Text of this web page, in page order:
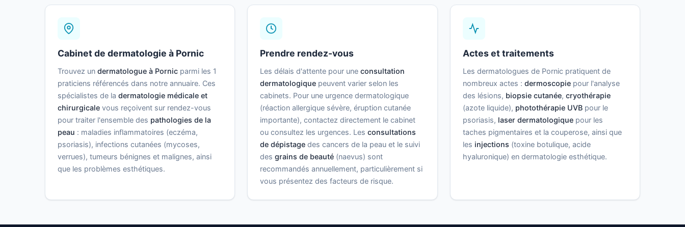
Cabinet de dermatologie à Pornic
Trouvez un dermatologue à Pornic parmi les 1
praticiens référencés dans notre annuaire. Ces
spécialistes de la dermatologie médicale et
chirurgicale vous reçoivent sur rendez-vous
pour traiter l'ensemble des pathologies de la
peau : maladies inflammatoires (eczéma,
psoriasis), infections cutanées (mycoses,
verrues), tumeurs bénignes et malignes, ainsi
que les problèmes esthétiques.
Prendre rendez-vous
Les délais d'attente pour uneconsultation
dermatologique peuvent varier selon les
cabinets. Pour une urgence dermatologique
(réaction allergique sévère, éruption cutanée
importante), contactez directement le cabinet
ou consultez les urgences. Lesconsultations
de dépistage des cancers de la peau et le suivi
desgrains de beauté (naevus) sont
recommandés annuellement, particulièrement si
vous présentez des facteurs de risque.
Actes et traitements
Les dermatologues de Pornic pratiquent de
nombreux actes : dermoscopiepour l'analyse
des lésions, biopsie cutanée, cryothérapie
(azote liquide), photothérapie UVBpour le
psoriasis, laser dermatologiquepour les
taches pigmentaires et la couperose, ainsi que
les injections (toxine botulique, acide
hyaluronique) en dermatologie esthétique.